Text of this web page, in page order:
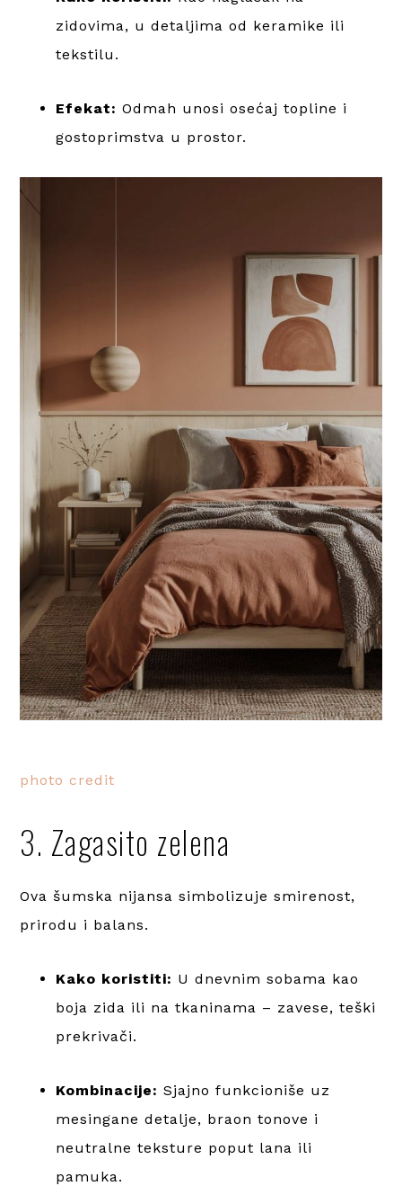
zidovima, u detaljima od keramike ili
tekstilu.
Efekat: Odmah unosi osećaj topline i
gostoprimstva u prostor.
photo credit
3. Zagasito zelena
Ova šumska nijansa simbolizuje smirenost,
prirodu i balans.
Kako koristiti: U dnevnim sobama kao
boja zida ili na tkaninama – zavese, teški
prekrivači.
Kombinacije: Sjajno funkcioniše uz
mesingane detalje, braon tonove i
neutralne teksture poput lana ili
pamuka.